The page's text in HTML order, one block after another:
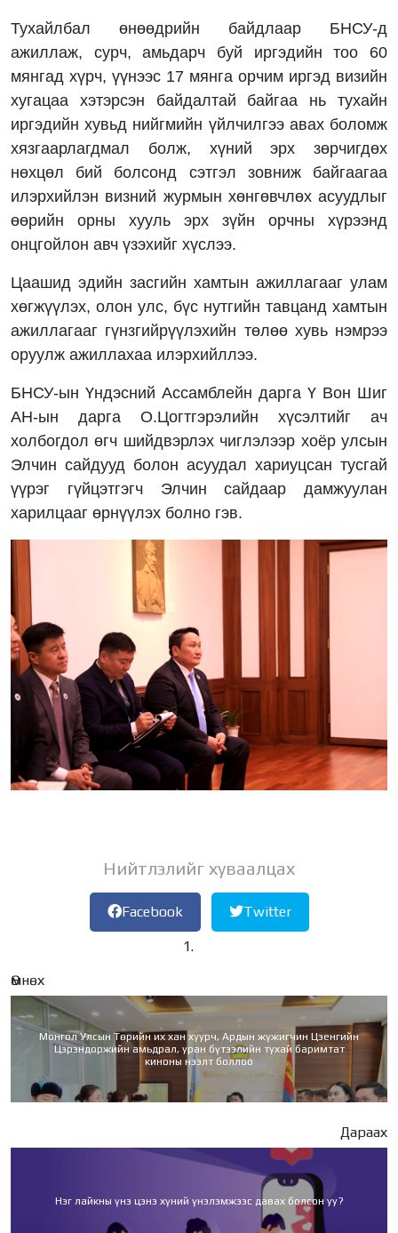
Тухайлбал өнөөдрийн байдлаар БНСУ-д
ажиллаж, сурч, амьдарч буй иргэдийн тоо 60
мянгад хүрч, үүнээс 17 мянга орчим иргэд визийн
хугацаа хэтэрсэн байдалтай байгаа нь тухайн
иргэдийн хувьд нийгмийн үйлчилгээ авах боломж
хязгаарлагдмал болж, хүний эрх зөрчигдөх
нөхцөл бий болсонд сэтгэл зовниж байгаагаа
илэрхийлэн визний журмын хөнгөвчлөх асуудлыг
өөрийн орны хууль эрх зүйн орчны хүрээнд
онцгойлон авч үзэхийг хүслээ.
Цаашид эдийн засгийн хамтын ажиллагааг улам
хөгжүүлэх, олон улс, бүс нутгийн тавцанд хамтын
ажиллагааг гүнзгийрүүлэхийн төлөө хувь нэмрээ
оруулж ажиллахаа илэрхийллээ.
БНСУ-ын Үндэсний Ассамблейн дарга Ү Вон Шиг
АН-ын дарга О.Цогтгэрэлийн хүсэлтийг ач
холбогдол өгч шийдвэрлэх чиглэлээр хоёр улсын
Элчин сайдууд болон асуудал хариуцсан тусгай
үүрэг гүйцэтгэгч Элчин сайдаар дамжуулан
харилцааг өрнүүлэх болно гэв.
Нийтлэлийг хуваалцах
Facebook Twitter
Өмнөх
Монгол Улсын Төрийн их хан хуурч, Ардын жүжигчин Цэенгийн
Цэрэндоржийн амьдрал, уран бүтээлийн тухай баримтат
киноны нээлт боллоо
Дараах
Нэг лайкны үнэ цэнэ хүний үнэлэмжээс давах болсон уу?